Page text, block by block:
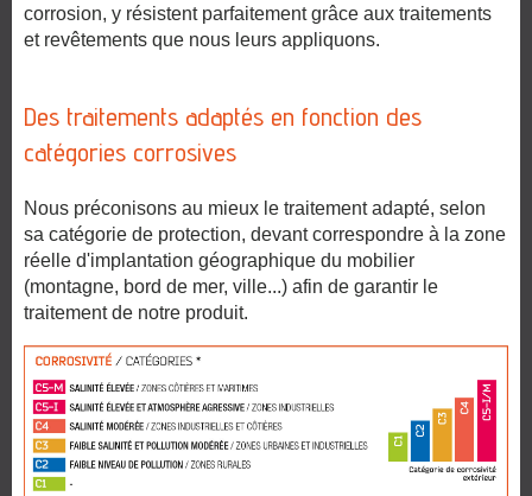
corrosion, y résistent parfaitement grâce aux traitements
et revêtements que nous leurs appliquons.
Des traitements adaptés en fonction des
catégories corrosives
Nous préconisons au mieux le traitement adapté, selon
sa catégorie de protection, devant correspondre à la zone
réelle d'implantation géographique du mobilier
(montagne, bord de mer, ville...) afin de garantir le
traitement de notre produit.